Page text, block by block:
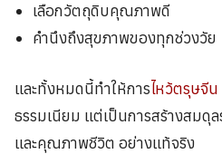
เลือกวัตถุดิบคุณภาพดี
คำนึงถึงสุขภาพของทุกช่วงวัย
และทั้งหมดนี้ทำให้การไหว้ตรุษจีน
ธรรมเนียม แต่เป็นการสร้างสมดุ
และคุณภาพชีวิต อย่างแท้จริง